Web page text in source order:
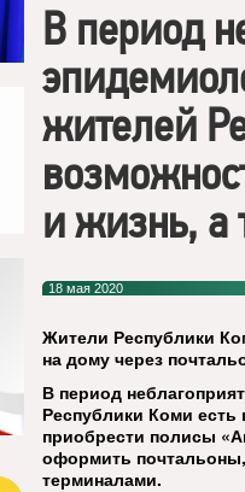
В период
жителей
и жизнь, а
18 мая 2020
Жители Республики
на дому через
В период
Республики Коми есть
приобрести полисы
оформить
терминалами.